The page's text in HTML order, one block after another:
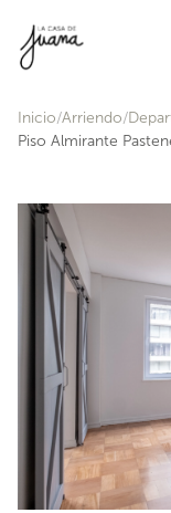
Inicio Arriendo
Piso Almirante